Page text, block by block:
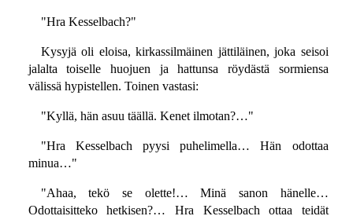
"Hra Kesselbach?"
Kysyjä oli eloisa, kirkassilmäinen jättiläinen, joka seisoi
jalalta toiselle huojuen ja hattunsa röydästä sormiensa
välissä hypistellen. Toinen vastasi:
"Kyllä, hän asuu täällä. Kenet ilmotan?…"
"Hra Kesselbach pyysi puhelimella… Hän odottaa
minua…"
"Ahaa, tekö se olette!… Minä sanon hänelle…
Odottaisitteko hetkisen?… Hra Kesselbach ottaa teidät